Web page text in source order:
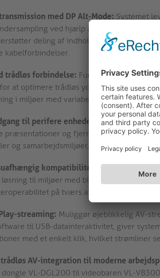
med DP Alt-Mode: Systemet
ved hjælp af DisplayPort Alt-
deling af indhold i høj kvalitet i
kabelforbindelser.
trådløs forbindelse: Fungerer på både 2,4
at optimere trådløs ydeevne og
i miljøer med variabel RF-
til perifere enheder:
Giver trådløs
præsentationer og fjernbetjening af
og samarbejdsmiljøer, der kræver
kompatibilitet:
Understøtter
til miljøer med blandede enheder.
på tværs af forskellige
streaming: Muliggør øjeblikkelig AV-
til USB-datainteraktivitet, giver
med et enkelt klik, hvilket strømliner
AV-integration til moderne
VL-DGL200 til videobaren VL-